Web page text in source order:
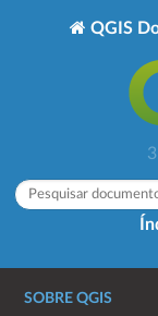
QGIS
SOBRE QGIS